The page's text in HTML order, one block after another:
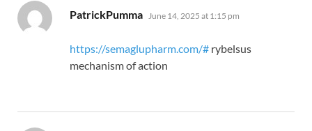
PatrickPumma says:
June 14, 2025 at 1:15 pm
https://semaglupharm.com/# rybelsus
mechanism of action